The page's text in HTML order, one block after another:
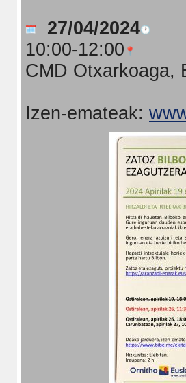
27/04/2024
10:00-12:00
CMD Otxarkoaga,
Izen-emateak: